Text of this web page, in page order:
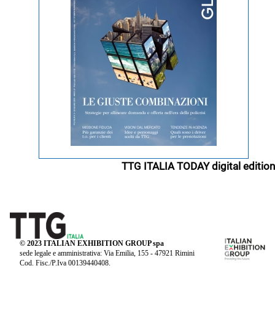
TTG ITALIA TODAY digital edition
© 2023 ITALIAN EXHIBITION GROUP spa
sede legale e amministrativa: Via Emilia, 155 - 47921 Rimini
Cod. Fisc./P.Iva 00139440408.